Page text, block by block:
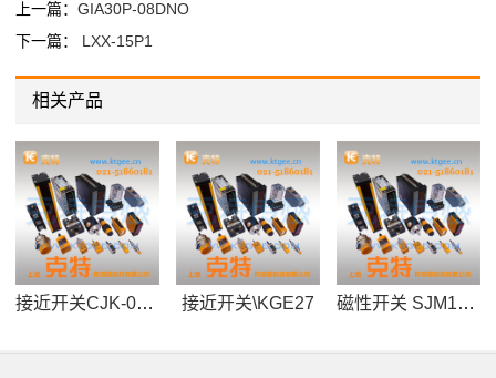
上一篇： GIA30P-08DNO
下一篇： LXX-15P1
相关产品
接近开关CJK-00常开自保持磁翻板液位计使用 接近开关\KGE27 磁性开关 SJM12-30P1